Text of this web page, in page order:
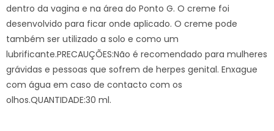
dentro da vagina e na área do Ponto G. O creme foi
desenvolvido para ficar onde aplicado. O creme pode
também ser utilizado a solo e como um
lubrificante.PRECAUÇÕES:Não é recomendado para mulheres
grávidas e pessoas que sofrem de herpes genital. Enxague
com água em caso de contacto com os
olhos.QUANTIDADE:30 ml.